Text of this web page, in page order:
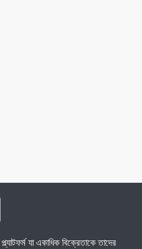
যা একাধিক বিক্রেতাকে তাদের